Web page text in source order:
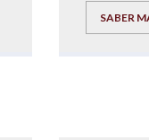
SABER